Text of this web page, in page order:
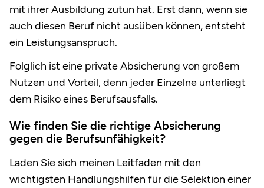
mit ihrer Ausbildung zutun hat. Erst dann, wenn sie
auch diesen Beruf nicht ausüben können, entsteht
ein Leistungsanspruch.
Folglich ist eine private Absicherung von großem
Nutzen und Vorteil, denn jeder Einzelne unterliegt
dem Risiko eines Berufsausfalls.
Wie finden Sie die richtige Absicherung
gegen die Berufsunfähigkeit?
Laden Sie sich meinen Leitfaden mit den
wichtigsten Handlungshilfen für die Selektion einer